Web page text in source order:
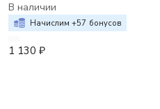
В наличии
Начислим +57 бонусов
1 130 ₽